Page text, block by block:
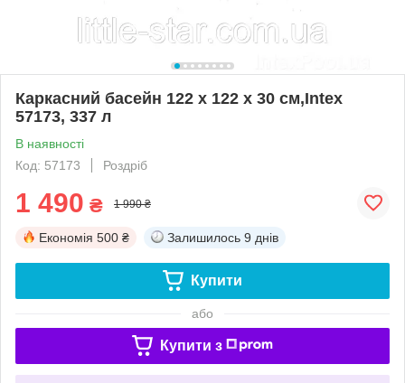
Каркасний басейн 122 х 122 х 30 см,Intex
57173, 337 л
В наявності
Код: 57173
Роздріб
1 490 ₴ 1 990 ₴
Економія 500 ₴ Залишилось 9 днів
Купити
або
Купити з